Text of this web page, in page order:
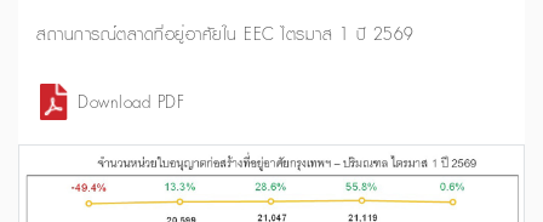
สถานการณ์ตลาดที่อยู่อาศัยใน EEC ไตรมาส 1 ปี 2569
Download PDF